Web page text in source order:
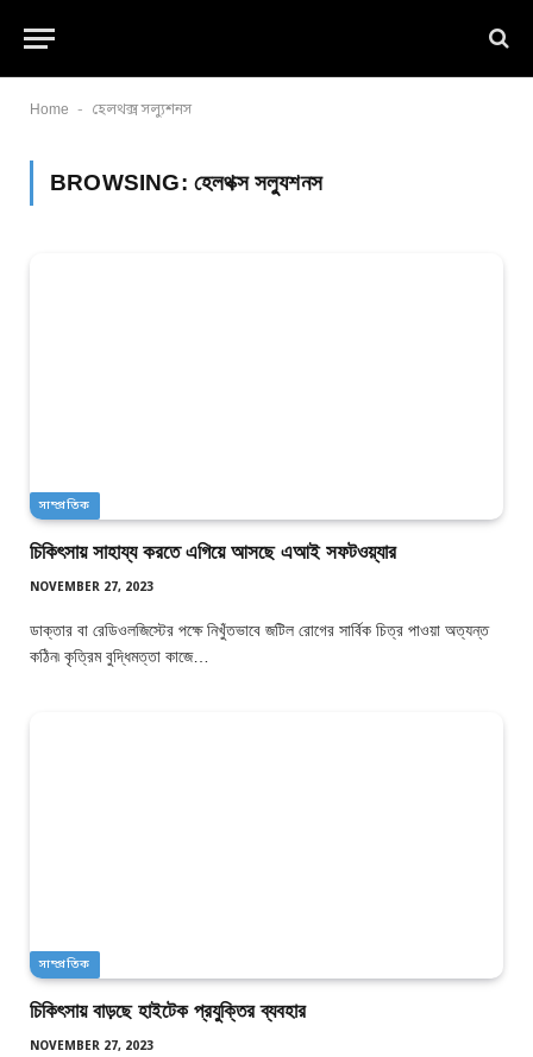
Home - হেলথক্স সল্যুশনস
BROWSING: হেলথক্স সল্যুশনস
সাম্প্রতিক
চিকিৎসায় সাহায্য করতে এগিয়ে আসছে এআই সফটওয়্যার
NOVEMBER 27, 2023
ডাক্তার বা রেডিওলজিস্টের পক্ষে নিখুঁতভাবে জটিল রোগের সার্বিক চিত্র পাওয়া অত্যন্ত
কঠিন৷ কৃত্রিম বুদ্ধিমত্তা কাজে…
সাম্প্রতিক
চিকিৎসায় বাড়ছে হাইটেক প্রযুক্তির ব্যবহার
NOVEMBER 27, 2023